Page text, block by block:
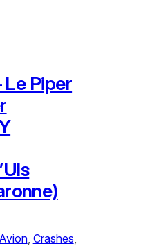
Piper
Avion, Crashes